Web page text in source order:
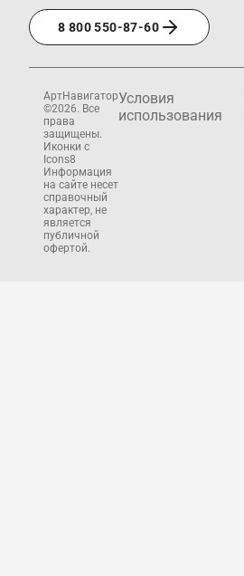
8 800 550-87-60
АртНавигатор
©2026. Все
права
защищены.
Иконки с
Icons8
Информация
на сайте несет
справочный
характер, не
является
публичной
офертой.
Условия
использования